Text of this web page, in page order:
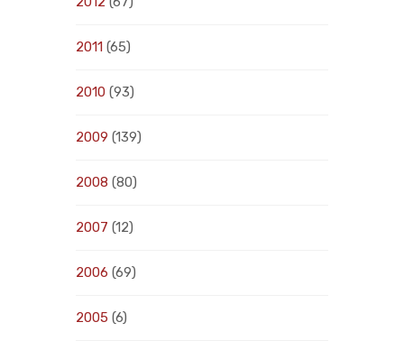
2011 (65)
2010 (93)
2009 (139)
2008 (80)
2007 (12)
2006 (69)
2005 (6)